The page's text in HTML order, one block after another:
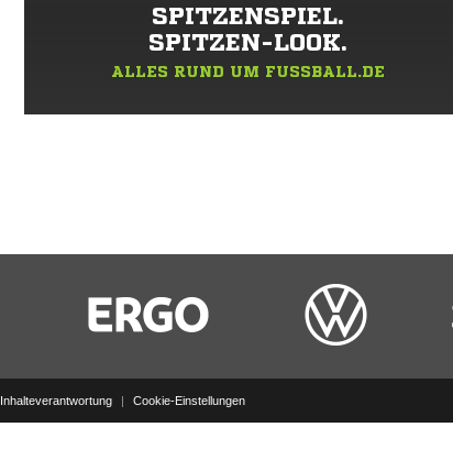
SPITZENSPIEL.
SPITZEN-LOOK.
ALLES RUND UM FUSSBALL.DE
Inhalteverantwortung | Cookie-Einstellungen